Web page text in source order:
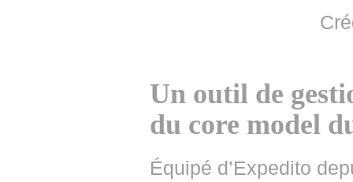
Un outil de
du core model
Équipé d’Expedito